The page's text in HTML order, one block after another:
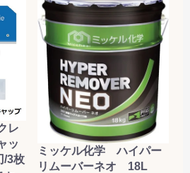
レ
ッ
/3枚
ミッケル化学 ハイパー
リムーバーネオ 18L